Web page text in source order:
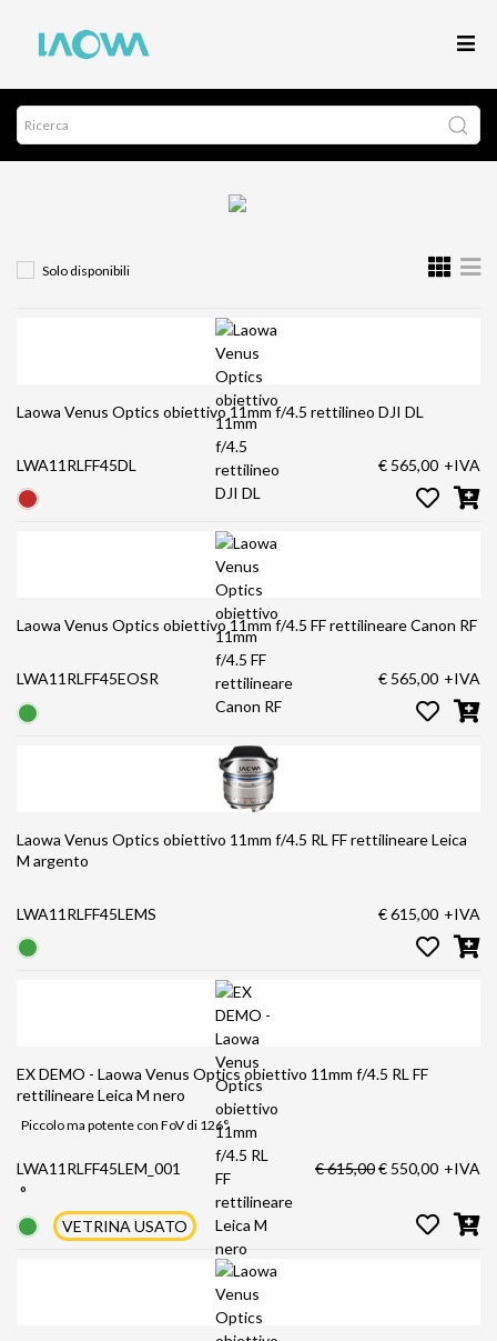
Solo disponibili
Laowa Venus Optics obiettivo 11mm f/4.5 rettilineo DJI DL
LWA11RLFF45DL € 565,00 +IVA
Laowa Venus Optics obiettivo 11mm f/4.5 FF rettilineare Canon RF
LWA11RLFF45EOSR € 565,00 +IVA
Laowa Venus Optics obiettivo 11mm f/4.5 RL FF rettilineare Leica
M argento
LWA11RLFF45LEMS € 615,00 +IVA
EX DEMO - Laowa Venus Optics obiettivo 11mm f/4.5 RL FF
rettilineare Leica M nero
Piccolo ma potente con FoV di 126°
LWA11RLFF45LEM_001
°
€ 615,00€ 550,00 +IVA
VETRINA USATO